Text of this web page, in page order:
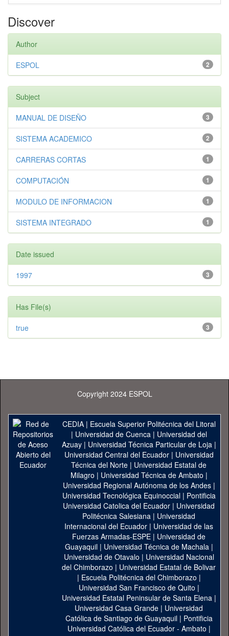
Discover
Author
2
ESPOL
Subject
3
MANUAL DE DISEÑO
2
SISTEMA ACADEMICO
1
CARRERAS CORTAS
1
COMPUTACIÓN
1
MODULO DE INFORMACION
1
SISTEMA INTEGRADO
Date issued
3
1997
Has File(s)
3
true
Copyright 2024 ESPOL
CEDIA| Escuela Superior Politécnica del Litoral
| Universidad de Cuenca| Universidad del
Azuay| Universidad Técnica Particular de Loja|
Universidad Central del Ecuador| Universidad
Técnica del Norte | Universidad Estatal de
Milagro | Universidad Técnica de Ambato |
Universidad Regional Autónoma de los Andes|
Universidad Tecnológica Equinoccial| Pontificia
Universidad Catolica del Ecuador | Universidad
Politécnica Salesiana | Universidad
Internacional del Ecuador | Universidad de las
Fuerzas Armadas-ESPE | Universidad de
Guayaquil| Universidad Técnica de Machala|
Universidad de Otavalo | Universidad Nacional
del Chimborazo | Universidad Estatal de Bolivar
| Escuela Politécnica del Chimborazo |
Universidad San Francisco de Quito |
Universidad Estatal Peninsular de Santa Elena|
Universidad Casa Grande | Universidad
Católica de Santiago de Guayaquil| Pontificia
Universidad Católica del Ecuador - Ambato |